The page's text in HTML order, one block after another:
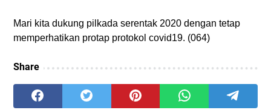
Mari kita dukung pilkada serentak 2020 dengan tetap
memperhatikan protap protokol covid19. (064)
Share